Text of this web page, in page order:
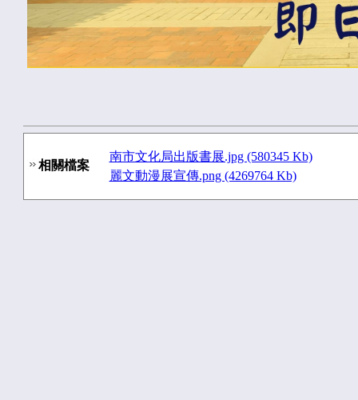
相關檔案
南市文化局出版書展.jpg (580345 Kb)
麗文動漫展宣傳.png (4269764 Kb)